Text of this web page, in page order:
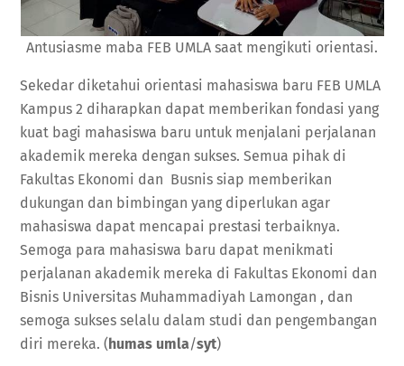
Antusiasme maba FEB UMLA saat mengikuti orientasi.
Sekedar diketahui orientasi mahasiswa baru FEB UMLA
Kampus 2 diharapkan dapat memberikan fondasi yang
kuat bagi mahasiswa baru untuk menjalani perjalanan
akademik mereka dengan sukses. Semua pihak di
Fakultas Ekonomi dan Busnis siap memberikan
dukungan dan bimbingan yang diperlukan agar
mahasiswa dapat mencapai prestasi terbaiknya.
Semoga para mahasiswa baru dapat menikmati
perjalanan akademik mereka di Fakultas Ekonomi dan
Bisnis Universitas Muhammadiyah Lamongan , dan
semoga sukses selalu dalam studi dan pengembangan
diri mereka. (humas umla/syt)